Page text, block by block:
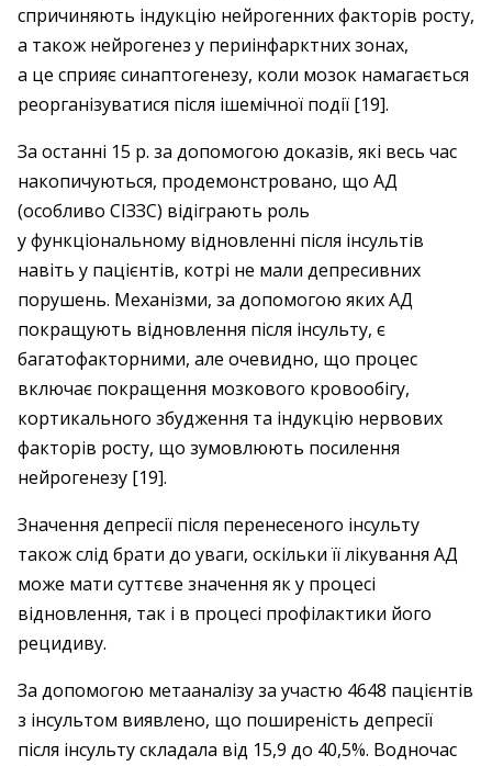
спричиняють індукцію нейрогенних факторів росту,
а також нейрогенез у периінфарктних зонах,
а це сприяє синаптогенезу, коли мозок намагається
реорганізуватися після ішемічної події [19].
За останні 15 р. за допомогою доказів, які весь час
накопичуються, продемонстровано, що АД
(особливо СІЗЗС) відіграють роль
у функціональному відновленні після інсультів
навіть у пацієнтів, котрі не мали депресивних
порушень. Механізми, за допомогою яких АД
покращують відновлення після інсульту, є
багатофакторними, але очевидно, що процес
включає покращення мозкового кровообігу,
кортикального збудження та індукцію нервових
факторів росту, що зумовлюють посилення
нейрогенезу [19].
Значення депресії після перенесеного інсульту
також слід брати до уваги, оскільки її лікування АД
може мати суттєве значення як у процесі
відновлення, так і в процесі профілактики його
рецидиву.
За допомогою метааналізу за участю 4648 пацієнтів
з інсультом виявлено, що поширеність депресії
після інсульту складала від 15,9 до 40,5%. Водночас